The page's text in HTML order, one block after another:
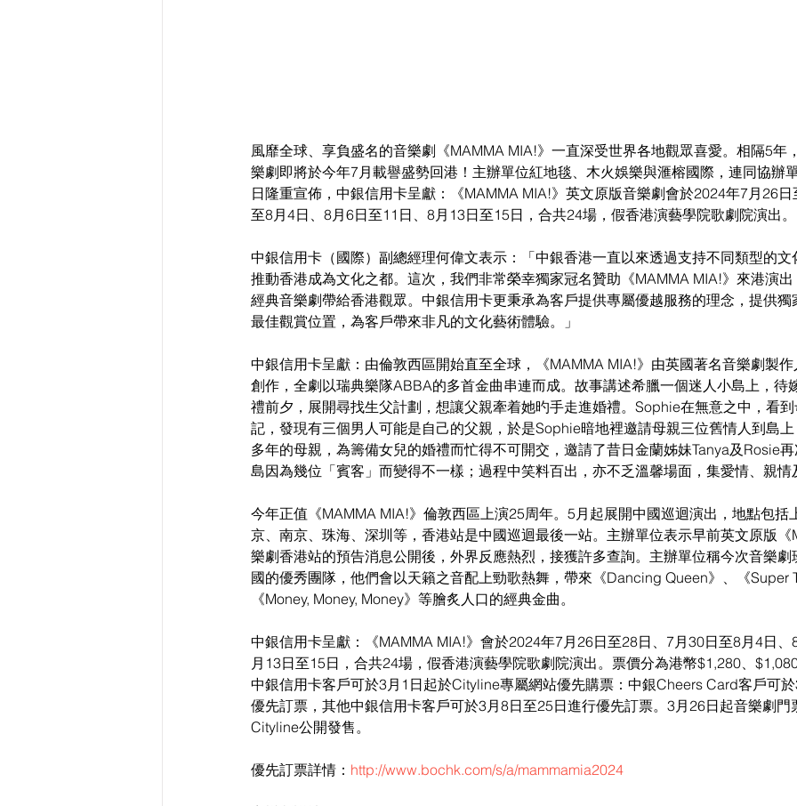
風靡全球、享負盛名的音樂劇《MAMMA MIA!》一直深受世界各地觀眾喜愛。相隔5年
樂劇即將於今年7月載譽盛勢回港！主辦單位紅地毯、木火娛樂與滙榕國際，連同協辦
日隆重宣佈，中銀信用卡呈獻：《MAMMA MIA!》英文原版音樂劇會於2024年7月26
至8月4日、8月6日至11日、8月13日至15日，合共24場，假香港演藝學院歌劇院演出。
中銀信用卡（國際）副總經理何偉文表示：「中銀香港一直以來透過支持不同類型的
推動香港成為文化之都。這次，我們非常榮幸獨家冠名贊助《MAMMA MIA!》來港演
經典音樂劇帶給香港觀眾。中銀信用卡更秉承為客戶提供專屬優越服務的理念，提供
最佳觀賞位置，為客戶帶來非凡的文化藝術體驗。」
中銀信用卡呈獻：由倫敦西區開始直至全球，《MAMMA MIA!》由英國著名音樂劇製
創作，全劇以瑞典樂隊ABBA的多首金曲串連而成。故事講述希臘一個迷人小島上，待
禮前夕，展開尋找生父計劃，想讓父親牽着她旳手走進婚禮。Sophie在無意之中，看
記，發現有三個男人可能是自己的父親，於是Sophie暗地裡邀請母親三位舊情人到島
多年的母親，為籌備女兒的婚禮而忙得不可開交，邀請了昔日金蘭姊妹Tanya及Rosie
島因為幾位「賓客」而變得不一樣；過程中笑料百出，亦不乏溫馨場面，集愛情、親情
今年正值《MAMMA MIA!》倫敦西區上演25周年。5月起展開中國巡迴演出，地點包括
京、南京、珠海、深圳等，香港站是中國巡迴最後一站。主辦單位表示早前英文原版《
樂劇香港站的預告消息公開後，外界反應熱烈，接獲許多查詢。主辦單位稱今次音樂
國的優秀團隊，他們會以天籟之音配上勁歌熱舞，帶來《Dancing Queen》、《Super
《Money, Money, Money》等膾炙人口的經典金曲。
中銀信用卡呈獻：《MAMMA MIA!》會於2024年7月26日至28日、7月30日至8月4日
月13日至15日，合共24場，假香港演藝學院歌劇院演出。票價分為港幣$1,280、
中銀信用卡客戶可於3月1日起於Cityline專屬網站優先購票：中銀Cheers Card客戶可
優先訂票，其他中銀信用卡客戶可於3月8日至25日進行優先訂票。3月26日起音樂劇門
Cityline公開發售。
優先訂票詳情： http://www.bochk.com/s/a/mammamia2024